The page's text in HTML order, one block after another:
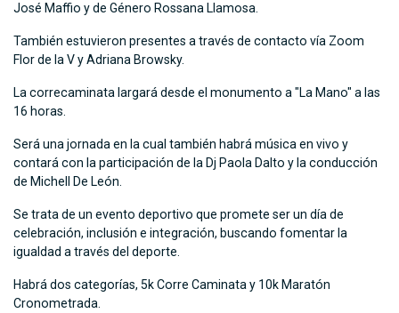
José Maffio y de Género Rossana Llamosa.
También estuvieron presentes a través de contacto vía Zoom
Flor de la V y Adriana Browsky.
La correcaminata largará desde el monumento a "La Mano" a las
16 horas.
Será una jornada en la cual también habrá música en vivo y
contará con la participación de la Dj Paola Dalto y la conducción
de Michell De León.
Se trata de un evento deportivo que promete ser un día de
celebración, inclusión e integración, buscando fomentar la
igualdad a través del deporte.
Habrá dos categorías, 5k Corre Caminata y 10k Maratón
Cronometrada.